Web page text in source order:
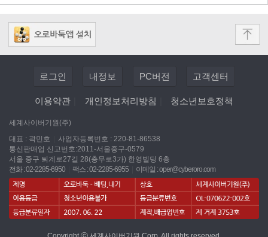
로그인 내정보 PC버전 고객센터
이용약관 개인정보처리방침 청소년보호정책
세계사이버기원(주)
대표 : 곽민호
사업자등록번호 : 220-81-86538
통신판매업 신고번호:2011-서울중구-0579
서울 중구 퇴계로27길 28(충무로3가) 한영빌딩 6층
전화 : 02-2285-6950
팩스 : 02-2285-6955 이메일 :oper@cyberoro.com